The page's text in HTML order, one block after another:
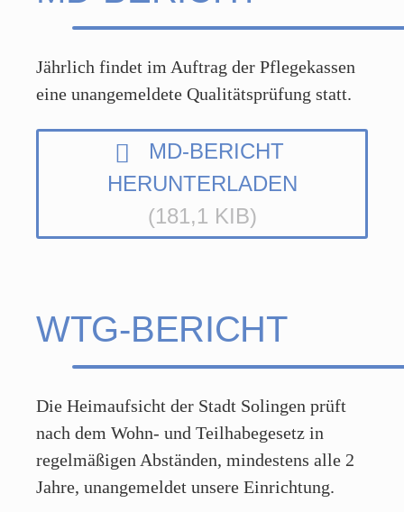
Jährlich findet im Auftrag der Pflegekassen
eine unangemeldete Qualitätsprüfung statt.
MD-BERICHT
HERUNTERLADEN
(181,1 KIB)
WTG-BERICHT
Die Heimaufsicht der Stadt Solingen prüft
nach dem Wohn- und Teilhabegesetz in
regelmäßigen Abständen, mindestens alle 2
Jahre, unangemeldet unsere Einrichtung.